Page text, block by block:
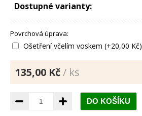
Dostupné varianty:
Povrchová úprava:
Ošetření včelím voskem (+20,00 Kč)
135,00 Kč/ ks